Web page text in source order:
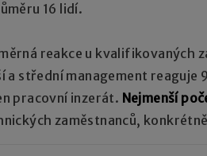
16 lidí.
reakce u kvalifikovaných
a střední management
pracovní inzerát. Nejmenší
zaměstnanců,